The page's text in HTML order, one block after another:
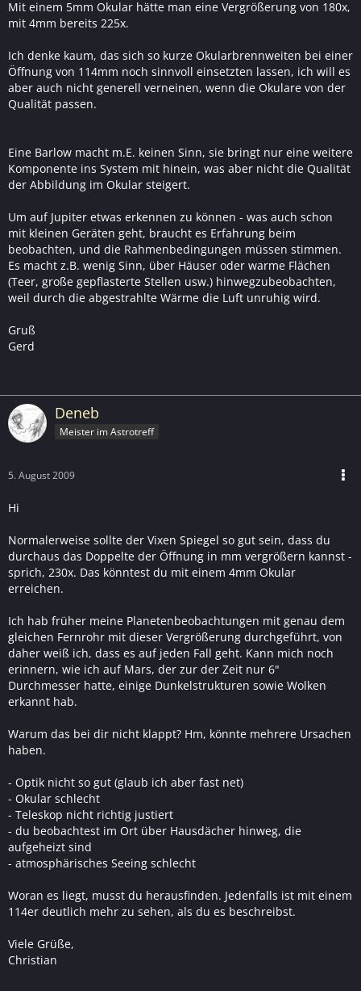
Mit einem 5mm Okular hätte man eine Vergrößerung von 180x,
mit 4mm bereits 225x.
Ich denke kaum, das sich so kurze Okularbrennweiten bei einer
Öffnung von 114mm noch sinnvoll einsetzten lassen, ich will es
aber auch nicht generell verneinen, wenn die Okulare von der
Qualität passen.
Eine Barlow macht m.E. keinen Sinn, sie bringt nur eine weitere
Komponente ins System mit hinein, was aber nicht die Qualität
der Abbildung im Okular steigert.
Um auf Jupiter etwas erkennen zu können - was auch schon
mit kleinen Geräten geht, braucht es Erfahrung beim
beobachten, und die Rahmenbedingungen müssen stimmen.
Es macht z.B. wenig Sinn, über Häuser oder warme Flächen
(Teer, große gepflasterte Stellen usw.) hinwegzubeobachten,
weil durch die abgestrahlte Wärme die Luft unruhig wird.
Gruß
Gerd
Deneb
Meister im Astrotreff
5. August 2009
Hi
Normalerweise sollte der Vixen Spiegel so gut sein, dass du
durchaus das Doppelte der Öffnung in mm vergrößern kannst -
sprich, 230x. Das könntest du mit einem 4mm Okular
erreichen.
Ich hab früher meine Planetenbeobachtungen mit genau dem
gleichen Fernrohr mit dieser Vergrößerung durchgeführt, von
daher weiß ich, dass es auf jeden Fall geht. Kann mich noch
erinnern, wie ich auf Mars, der zur der Zeit nur 6"
Durchmesser hatte, einige Dunkelstrukturen sowie Wolken
erkannt hab.
Warum das bei dir nicht klappt? Hm, könnte mehrere Ursachen
haben.
- Optik nicht so gut (glaub ich aber fast net)
- Okular schlecht
- Teleskop nicht richtig justiert
- du beobachtest im Ort über Hausdächer hinweg, die
aufgeheizt sind
- atmosphärisches Seeing schlecht
Woran es liegt, musst du herausfinden. Jedenfalls ist mit einem
114er deutlich mehr zu sehen, als du es beschreibst.
Viele Grüße,
Christian